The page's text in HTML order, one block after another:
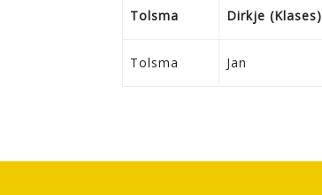
Tolsma Dirkje (Klases)
Tolsma Jan